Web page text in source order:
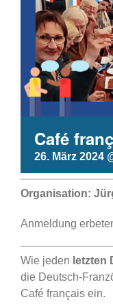
Café
26. März 2024
Organisation:
Anmeldung
Wie jeden letzten
die Deutsch-
Café français ein.